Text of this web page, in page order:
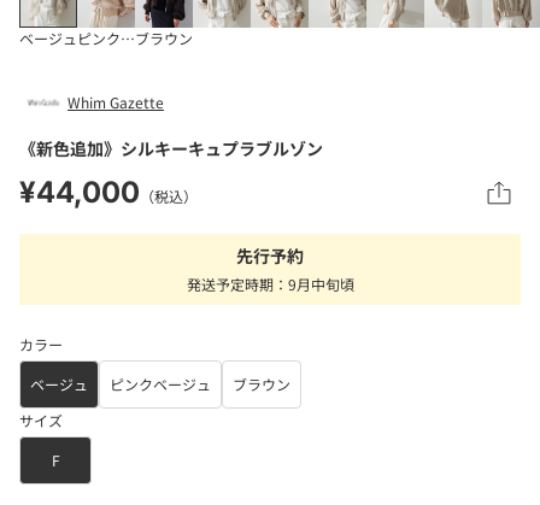
ベージュ ピンクベージュ
ブラウン
Whim Gazette
《新色追加》シルキーキュプラブルゾン
¥44,000 （税込）
先行予約
発送予定時期：9月中旬頃
カラー
ベージュ
ピンクベージュ
ブラウン
サイズ
F